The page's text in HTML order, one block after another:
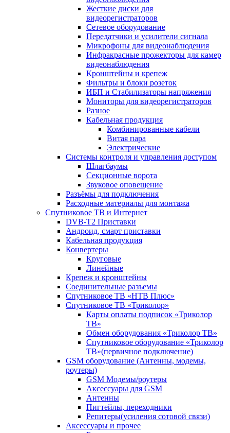
Жесткие диски для
видеорегистраторов
Сетевое оборудование
Передатчики и усилители сигнала
Микрофоны для видеонаблюдения
Инфракрасные прожекторы для камер
видеонаблюдения
Кронштейны и крепеж
Фильтры и блоки розеток
ИБП и Стабилизаторы напряжения
Мониторы для видеорегистраторов
Разное
Кабельная продукция
Комбинированные кабели
Витая пара
Электрические
Системы контроля и управления доступом
Шлагбаумы
Секционные ворота
Звуковое оповещение
Разъёмы для подключения
Расходные материалы для монтажа
Спутниковое ТВ и Интернет
DVB-Т2 Приставки
Андроид, смарт приставки
Кабельная продукция
Конвертеры
Круговые
Линейные
Крепеж и кронштейны
Соединительные разъемы
Спутниковое ТВ «НТВ Плюс»
Спутниковое ТВ «Триколор»
Карты оплаты подписок «Триколор
ТВ»
Обмен оборудования «Триколор ТВ»
Спутниковое оборудование «Триколор
ТВ»(первичное подключение)
GSM оборудование (Антенны, модемы,
роутеры)
GSM Модемы/роутеры
Аксессуары для GSM
Антенны
Пигтейлы, переходники
Репитеры(усиления сотовой связи)
Аксессуары и прочее